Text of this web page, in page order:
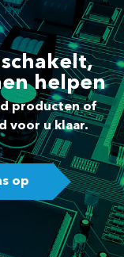
helpen
producten of
voor u klaar.
op